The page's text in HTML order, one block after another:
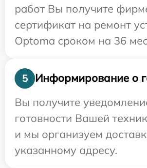
работ Вы получите
сертификат на ремонт
Optoma сроком на 36
5
Информирование о
Вы получите
готовности Вашей
и мы организуем
указанному адресу.